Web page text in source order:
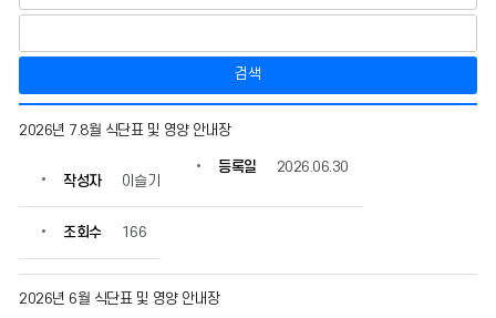
검색
정
문
시
물
2026년 7.8월 식단표 및 영양 안내장
작성자 이슬기
등록일 2026.06.30
조회수 166
2026년 6월 식단표 및 영양 안내장